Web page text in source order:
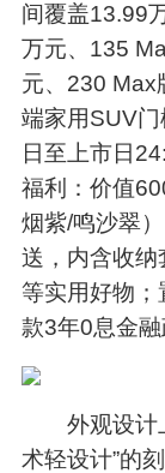
间覆盖13.99
万元、135
元、230 Max
端家用SUV
日至上市日
福利：价值
烟紫/鸣沙翠
送，内含收纳
等实用好物
款3年0息金融
外观设计
术轻设计”的